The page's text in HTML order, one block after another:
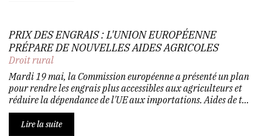
PRIX DES ENGRAIS : L'UNION EUROPÉENNE
PRÉPARE DE NOUVELLES AIDES AGRICOLES
Droit rural
Mardi 19 mai, la Commission européenne a présenté un plan
pour rendre les engrais plus accessibles aux agriculteurs et
réduire la dépendance de l'UE aux importations. Aides de t...
Lire la suite